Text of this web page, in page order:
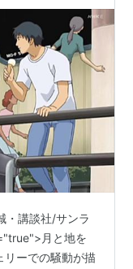
講談社/サンラ
月と地を
リーでの騒動が描